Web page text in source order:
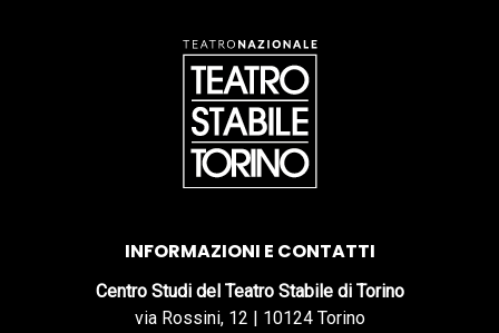
INFORMAZIONI E CONTATTI
Centro Studi del Teatro Stabile di Torino
via Rossini, 12 | 10124 Torino